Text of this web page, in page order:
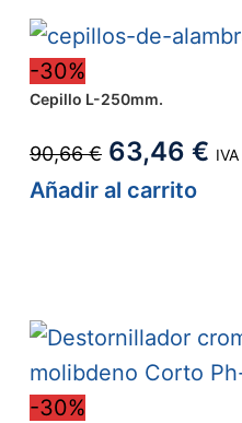
-30%
Cepillo L-250mm.
90,66€ 63,46 €
Añadir al carrito
-30%